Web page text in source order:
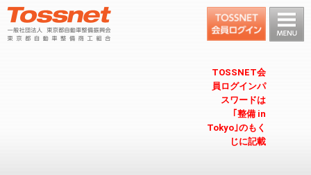
TOSSNET会
員ログインパ
スワードは
｢整備 in
Tokyo｣のもく
じに記載